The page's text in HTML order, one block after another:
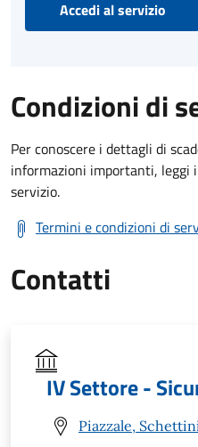
Accedi al servizio
Condizioni di
Per conoscere i dettagli di
informazioni importanti, leggi
servizio.
Termini e condizioni di
Contatti
IV Settore -
Piazzale,